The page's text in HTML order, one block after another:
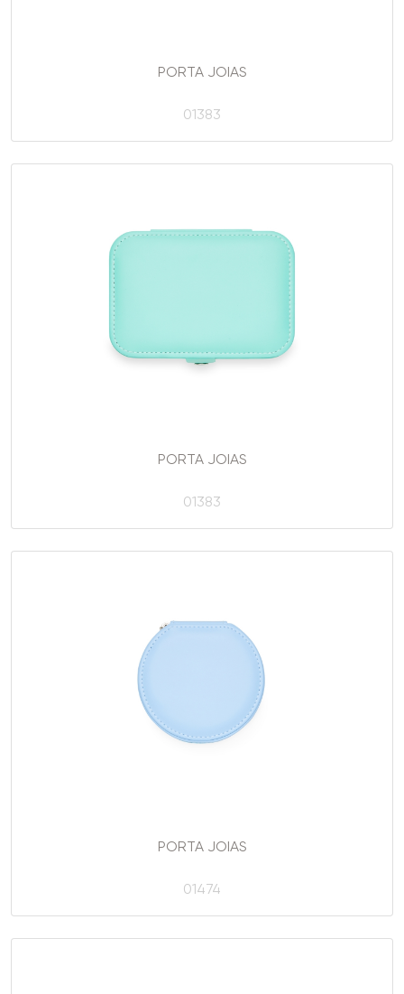
PORTA JOIAS
01383
PORTA JOIAS
01383
PORTA JOIAS
01474